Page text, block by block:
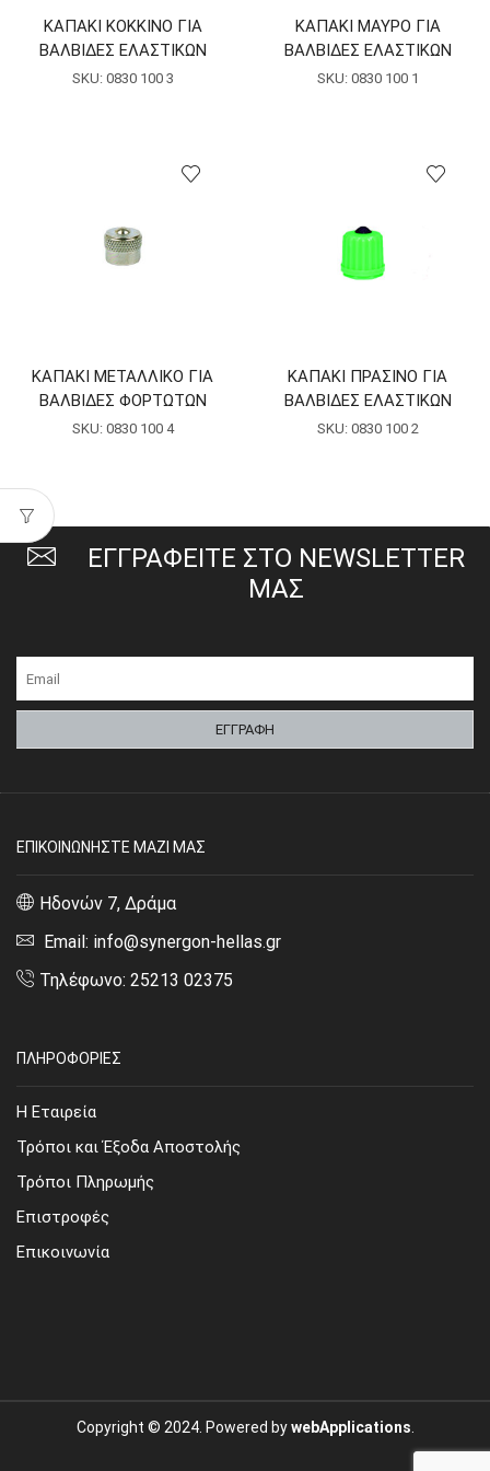
ΚΑΠΑΚΙ ΚΟΚΚΙΝΟ ΓΙΑ
ΒΑΛΒΙΔΕΣ ΕΛΑΣΤΙΚΩΝ
SKU: 0830 100 3
ΚΑΠΑΚΙ ΜΑΥΡΟ ΓΙΑ
ΒΑΛΒΙΔΕΣ ΕΛΑΣΤΙΚΩΝ
SKU: 0830 100 1
ΚΑΠΑΚΙ ΜΕΤΑΛΛΙΚΟ ΓΙΑ
ΒΑΛΒΙΔΕΣ ΦΟΡΤΩΤΩΝ
SKU: 0830 100 4
ΚΑΠΑΚΙ ΠΡΑΣΙΝΟ ΓΙΑ
ΒΑΛΒΙΔΕΣ ΕΛΑΣΤΙΚΩΝ
SKU: 0830 100 2
ΕΓΓΡΑΦΕΙΤΕ ΣΤΟ NEWSLETTER
ΜΑΣ
ΕΠΙΚΟΙΝΩΝΗΣΤΕ ΜΑΖΙ ΜΑΣ
Ηδονών 7, Δράμα
Email: info@synergon-hellas.gr
Τηλέφωνο: 25213 02375
ΠΛΗΡΟΦΟΡΙΕΣ
Η Εταιρεία
Τρόποι και Έξοδα Αποστολής
Τρόποι Πληρωμής
Επιστροφές
Επικοινωνία
Copyright © 2024. Powered bywebApplications